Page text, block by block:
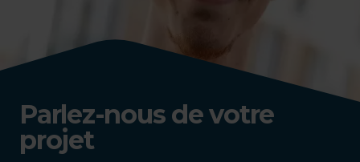
Parlez-nous de votre
projet